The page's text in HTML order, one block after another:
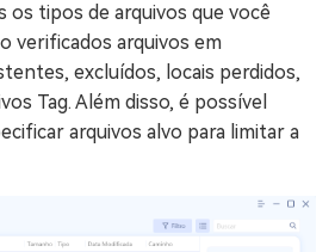
os tipos de arquivos que você
verificados arquivos em
excluídos, locais perdidos,
Tag. Além disso, é possível
arquivos alvo para limitar a